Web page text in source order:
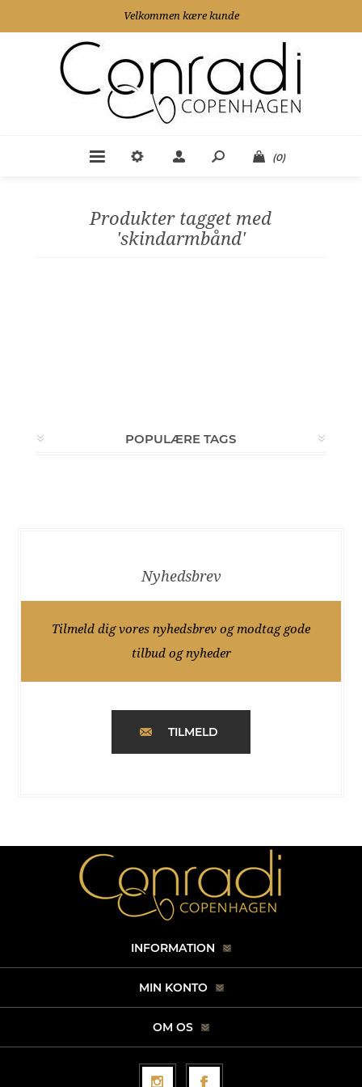
Velkommen kære kunde
(0)
Produkter tagget med
'skindarmbånd'
POPULÆRE TAGS
Nyhedsbrev
Tilmeld dig vores nyhedsbrev og modtag gode
tilbud og nyheder
TILMELD
INFORMATION
MIN KONTO
OM OS